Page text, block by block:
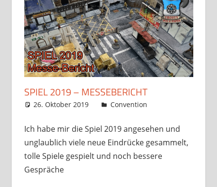
SPIEL 2019 – MESSEBERICHT
26. Oktober 2019 Frosty
Convention
Ich habe mir die Spiel 2019 angesehen und
unglaublich viele neue Eindrücke gesammelt,
tolle Spiele gespielt und noch bessere
Gespräche